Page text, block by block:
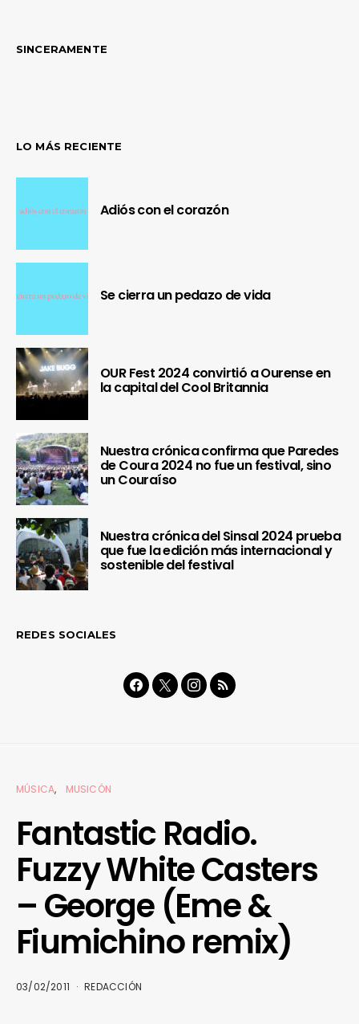
SINCERAMENTE
LO MÁS RECIENTE
Adiós con el corazón
Se cierra un pedazo de vida
OUR Fest 2024 convirtió a Ourense en
la capital del Cool Britannia
Nuestra crónica confirma que Paredes
de Coura 2024 no fue un festival, sino
un Couraíso
Nuestra crónica del Sinsal 2024 prueba
que fue la edición más internacional y
sostenible del festival
REDES SOCIALES
MÚSICA MUSICÓN
Fantastic Radio.
Fuzzy White Casters
– George (Eme &
Fiumichino remix)
03/02/2011 REDACCIÓN